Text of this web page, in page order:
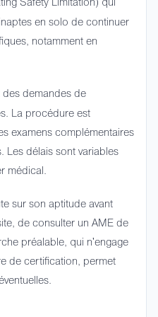
en solo de continuer
notamment en
des demandes de
La procédure est
examens complémentaires
Les délais sont variables
médical.
sur son aptitude avant
de consulter un AME de
préalable, qui n'engage
de certification, permet